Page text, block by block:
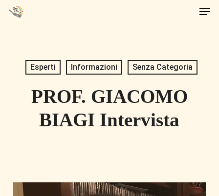
Skip
Esperti Informazioni Senza Categoria
PROF. GIACOMO
BIAGI Intervista